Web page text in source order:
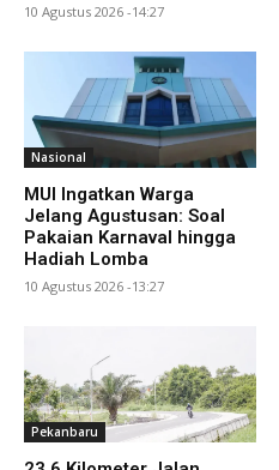
10 Agustus 2026 -14:27
Nasional
MUI Ingatkan Warga
Jelang Agustusan: Soal
Pakaian Karnaval hingga
Hadiah Lomba
10 Agustus 2026 -13:27
Pekanbaru